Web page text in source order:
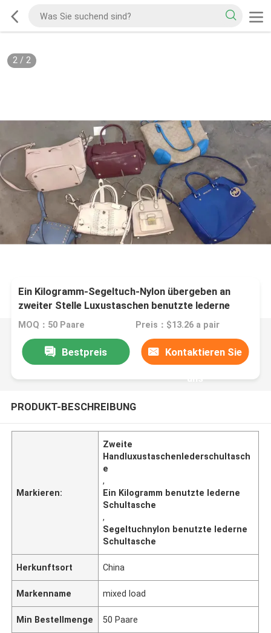
2/ 2
Ein Kilogramm-Segeltuch-Nylon übergeben an
zweiter Stelle Luxustaschen benutzte lederne
Schultasche
MOQ：50 Paare Preis：$13.26 a pair
Bestpreis Kontaktieren Sie
uns
PRODUKT-BESCHREIBUNG
Markieren:
Zweite
Handluxustaschenlederschultasch
e
,
Ein Kilogramm benutzte lederne
Schultasche
,
Segeltuchnylon benutzte lederne
Schultasche
Herkunftsort China
Markenname mixed load
Min Bestellmenge 50 Paare